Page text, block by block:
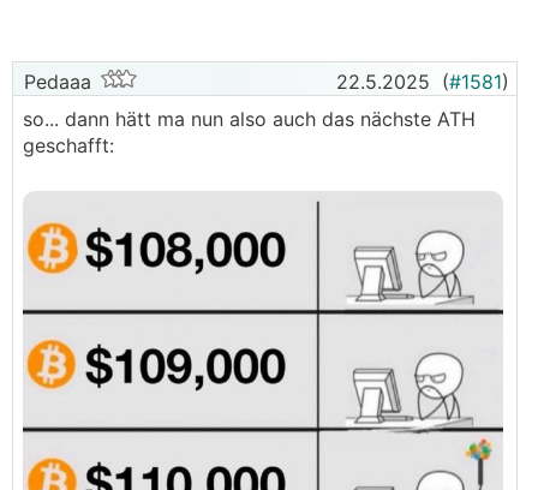
Pedaaa 22.5.2025 (#1581)
so... dann hätt ma nun also auch das nächste ATH
geschafft: